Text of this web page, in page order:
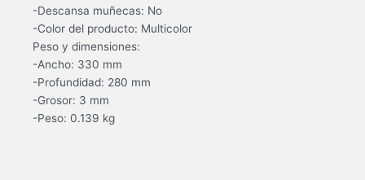
-Descansa muñecas: No
-Color del producto: Multicolor
Peso y dimensiones:
-Ancho: 330 mm
-Profundidad: 280 mm
-Grosor: 3 mm
-Peso: 0.139 kg